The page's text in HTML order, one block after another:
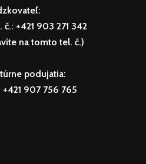
č.: +421 903 271 342
na tomto tel. č.)
podujatia:
907 756 765